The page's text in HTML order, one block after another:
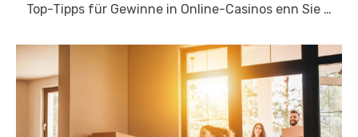
Top-Tipps für Gewinne in Online-Casinos enn Sie …